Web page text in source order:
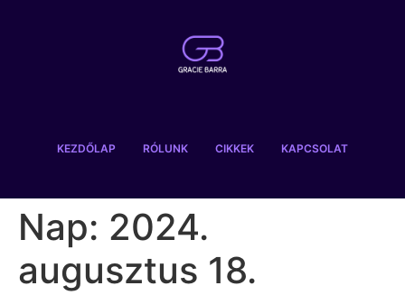
KEZDŐLAP RÓLUNK CIKKEK KAPCSOLAT
Nap: 2024.
augusztus 18.